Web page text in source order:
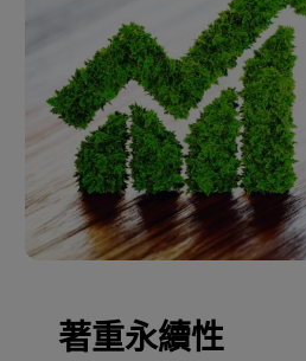
著重永續性